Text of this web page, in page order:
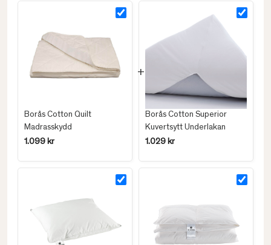
Borås Cotton Quilt
Madrasskydd
1.099 kr
Borås Cotton Superior
Kuvertsytt Underlakan
1.029 kr